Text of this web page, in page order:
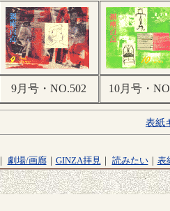
9月号・NO.502 10月号・
表紙
｜ 劇場/画廊｜ GINZA拝見｜ 読みたい｜ 表